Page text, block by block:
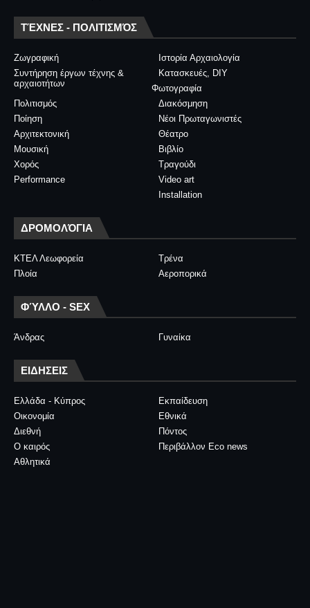
ΤΈΧΝΕΣ - ΠΟΛΙΤΙΣΜΌΣ
Ζωγραφική
Ιστορία Αρχαιολογία
Συντήρηση έργων τέχνης &
αρχαιοτήτων
Κατασκευές, DIY
Φωτογραφία
Διακόσμηση
Πολιτισμός
Νέοι Πρωταγωνιστές
Ποίηση
Θέατρο
Αρχιτεκτονική
Βιβλίο
Μουσική
Τραγούδι
Χορός
Video art
Performance
Installation
ΔΡΟΜΟΛΌΓΙΑ
ΚΤΕΛ Λεωφορεία
Τρένα
Πλοία
Αεροπορικά
ΦΎΛΛΟ - SEX
Άνδρας Γυναίκα
ΕΙΔΗΣΕΙΣ
Ελλάδα - Κύπρος
Εκπαίδευση
Οικονομία
Εθνικά
Διεθνή
Πόντος
Ο καιρός
Περιβάλλον Eco news
Αθλητικά